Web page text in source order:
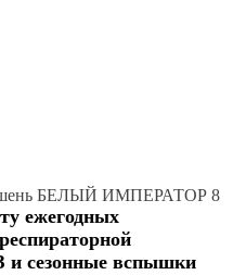
БЕЛЫЙ ИМПЕРАТОР 8
ежегодных
сезонные вспышки